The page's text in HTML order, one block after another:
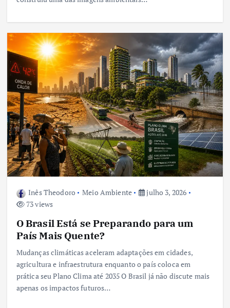
Inês Theodoro Meio Ambiente
julho 3, 2026
73 views
O Brasil Está se Preparando para um
País Mais Quente?
Mudanças climáticas aceleram adaptações em cidades,
agricultura e infraestrutura enquanto o país coloca em
prática seu Plano Clima até 2035 O Brasil já não discute mais
apenas os impactos futuros…